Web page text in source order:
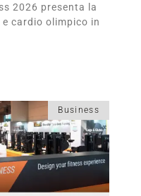
2026 presenta la
cardio olimpico in
Business